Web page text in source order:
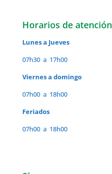
Horarios de atención
Lunes a Jueves
07h30 a 17h00
Viernes a domingo
07h00 a 18h00
Feriados
07h00 a 18h00